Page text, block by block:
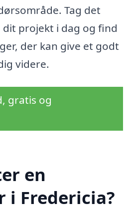
Tag det
projekt i dag og find
der kan give et godt
videre.
gratis og
en
Fredericia?